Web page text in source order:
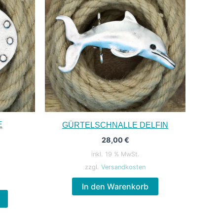
GÜRTELSCHNALLE DELFIN
28,00€
inkl. 19 % MwSt.
zzgl. Versandkosten
In den Warenkorb